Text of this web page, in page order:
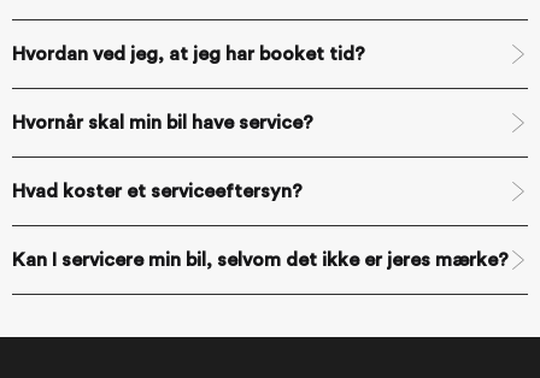
Hvordan ved jeg, at jeg har booket tid?
Hvornår skal min bil have service?
Hvad koster et serviceeftersyn?
Kan I servicere min bil, selvom det ikke er jeres mærke?